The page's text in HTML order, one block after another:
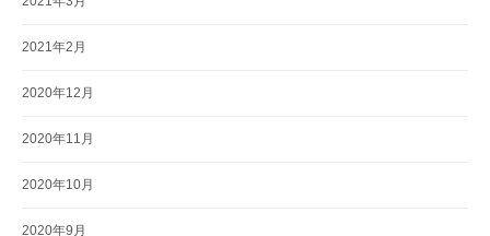
2021年2月
2020年12月
2020年11月
2020年10月
2020年9月